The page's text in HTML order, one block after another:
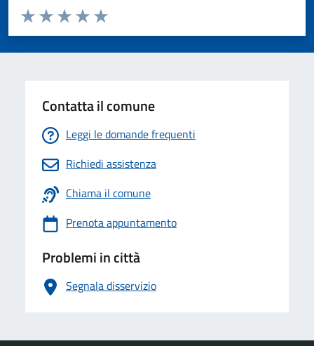
Valuta da 1 a 5 stelle la pagina
Valuta 5 stelle su 5
Valuta 4 stelle su 5
Valuta 3 stelle su 5
Valuta 2 stelle su 5
Valuta 1 stelle su 5
Contatta il comune
Leggi le domande frequenti
Richiedi assistenza
Chiama il comune
Prenota appuntamento
Problemi in città
Segnala disservizio